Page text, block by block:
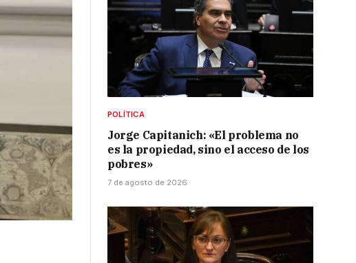
POLÍTICA
Jorge Capitanich: «El problema no
es la propiedad, sino el acceso de los
pobres»
7 de agosto de 2026